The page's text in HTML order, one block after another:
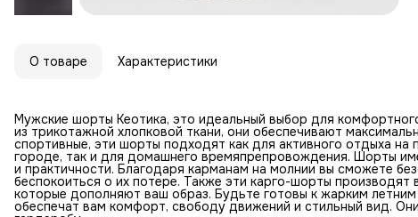
О товаре Характеристики
Мужские шорты Кеотика, это идеальный выбор для
из трикотажной хлопковой ткани, они обеспечивают
спортивные, эти шорты подходят как для активного отдыха
городе, так и для домашнего времяпрепровождения. Шорты
и практичности. Благодаря карманам на молнии вы сможете
беспокоиться о их потере. Также эти карго-шорты производят
которые дополняют ваш образ. Будьте готовы к жарким
обеспечат вам комфорт, свободу движений и стильный вид.